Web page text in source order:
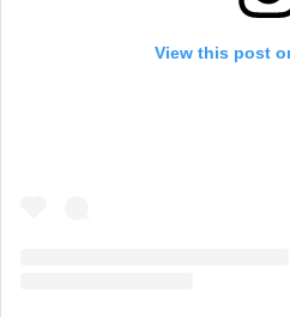
View this post